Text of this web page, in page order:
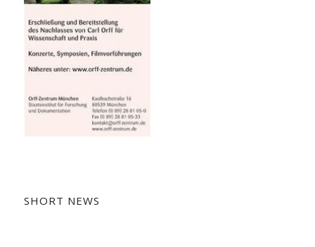
SHORT NEWS